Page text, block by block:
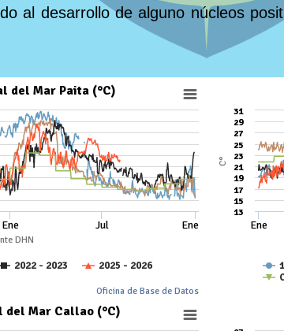
al desarrollo de alguno núcleos